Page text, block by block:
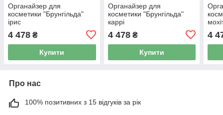
Органайзер для
косметики "Брунгільда"
ірис
4 478 ₴
Купити
Органайзер для
косметики "Брунгільда"
каррі
4 478₴
Купити
4
Про нас
100% позитивних з 15 відгуків за рік